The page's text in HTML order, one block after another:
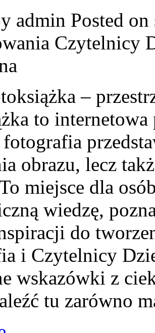
admin Posted
Czytelnicy
–
to
obrazu, lecz
miejsce dla
wiedzę,
do
i Czytelnicy
wskazówki z
tu zarówno